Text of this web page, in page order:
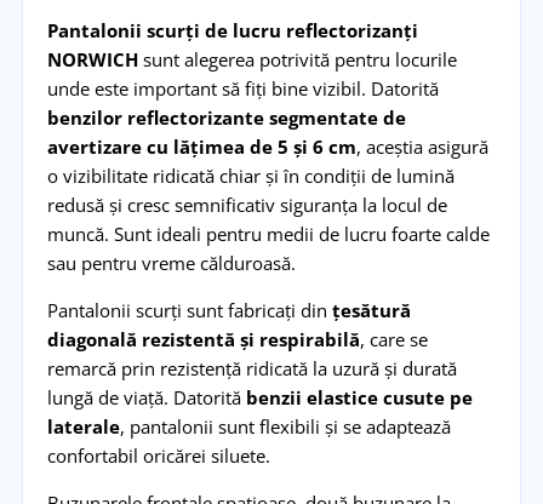
Pantalonii scurți de lucru reflectorizanți
NORWICHsunt alegerea potrivită pentru locurile
unde este important să fiți bine vizibil. Datorită
benzilor reflectorizante segmentate de
avertizare cu lățimea de 5 și 6 cm, aceștia asigură
o vizibilitate ridicată chiar și în condiții de lumină
redusă și cresc semnificativ siguranța la locul de
muncă. Sunt ideali pentru medii de lucru foarte calde
sau pentru vreme călduroasă.
Pantalonii scurți sunt fabricați din țesătură
diagonală rezistentă și respirabilă, care se
remarcă prin rezistență ridicată la uzură și durată
lungă de viață. Datorită benzii elastice cusute pe
laterale, pantalonii sunt flexibili și se adaptează
confortabil oricărei siluete.